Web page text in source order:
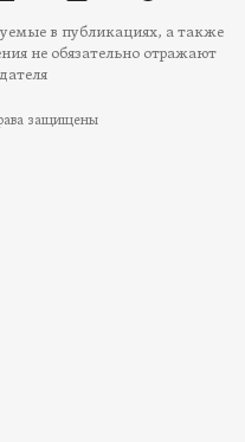
в публикациях, а также
не обязательно отражают
защищены